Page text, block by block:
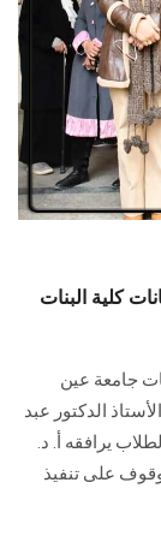
كلية البنات
جامعة عين
الدكتور عبد
يرافقه أ. د.
على تنفيذ